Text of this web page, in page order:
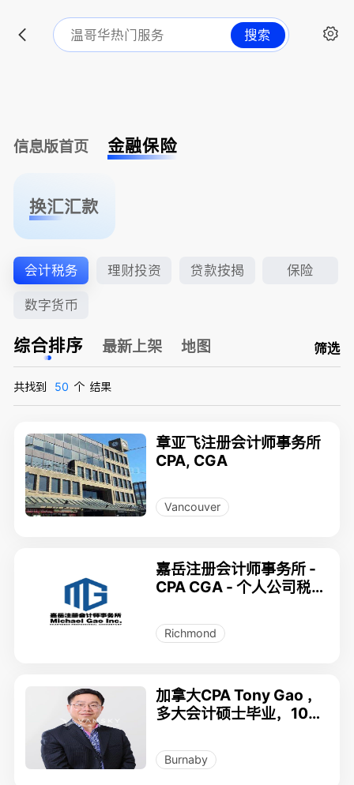
搜索
信息版首页 金融保险
换汇汇款
会计税务 理财投资 贷款按揭 保险
数字货币
综合排序 最新上架 地图 筛选
共找到 50 个 结果
章亚飞注册会计师事务所
CPA, CGA
Vancouver
嘉岳注册会计师事务所 -
CPA CGA - 个人公司税务
规划
Richmond
加拿大CPA Tony Gao ，
多大会计硕士毕业，10多
处理的经验，服务及时周
到，收费合理。
Burnaby